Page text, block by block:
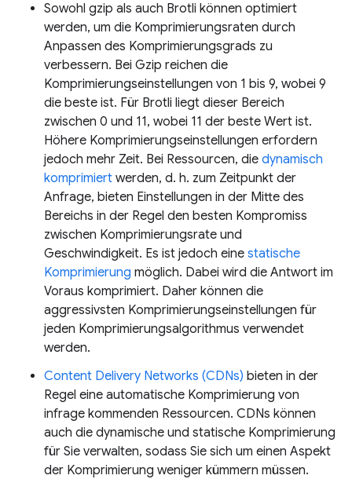
Sowohl gzip als auch Brotli können optimiert
werden, um die Komprimierungsraten durch
Anpassen des Komprimierungsgrads zu
verbessern. Bei Gzip reichen die
Komprimierungseinstellungen von 1 bis 9, wobei 9
die beste ist. Für Brotli liegt dieser Bereich
zwischen 0 und 11, wobei 11 der beste Wert ist.
Höhere Komprimierungseinstellungen erfordern
jedoch mehr Zeit. Bei Ressourcen, die dynamisch
komprimiert werden, d. h. zum Zeitpunkt der
Anfrage, bieten Einstellungen in der Mitte des
Bereichs in der Regel den besten Kompromiss
zwischen Komprimierungsrate und
Geschwindigkeit. Es ist jedoch eine statische
Komprimierung möglich. Dabei wird die Antwort im
Voraus komprimiert. Daher können die
aggressivsten Komprimierungseinstellungen für
jeden Komprimierungsalgorithmus verwendet
werden.
Content Delivery Networks (CDNs) bieten in der
Regel eine automatische Komprimierung von
infrage kommenden Ressourcen. CDNs können
auch die dynamische und statische Komprimierung
für Sie verwalten, sodass Sie sich um einen Aspekt
der Komprimierung weniger kümmern müssen.